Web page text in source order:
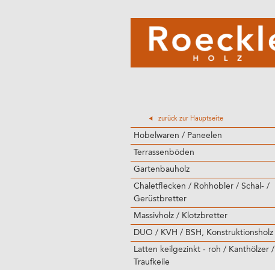
zurück zur Hauptseite
Hobelwaren / Paneelen
Terrassenböden
Gartenbauholz
Chaletflecken / Rohhobler / Schal- /
Gerüstbretter
Massivholz / Klotzbretter
DUO / KVH / BSH, Konstruktionsholz
Latten keilgezinkt - roh / Kanthölzer /
Traufkeile